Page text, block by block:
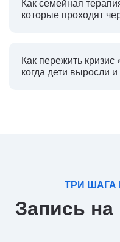
Как семейная
которые проходят
Как пережить кризис
когда дети выросли
ТРИ ШАГА
Запись на